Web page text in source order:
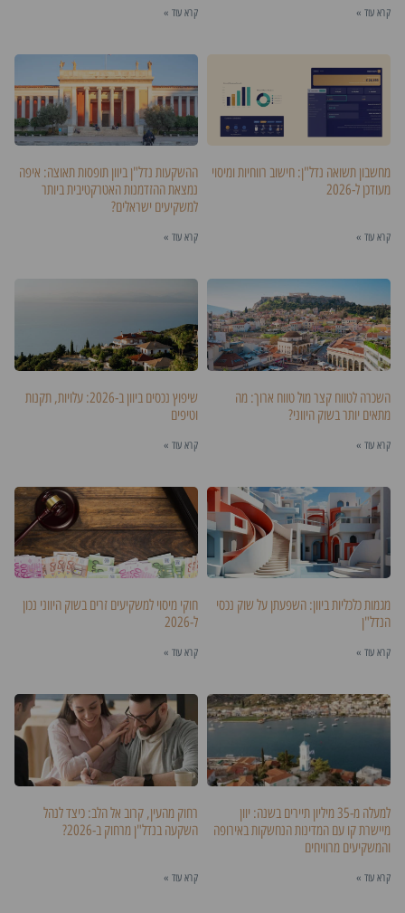
קרא עוד » קרא עוד »
מחשבון תשואה נדל"ן: חישוב רווחיות ומיסוי
מעודכן ל-2026
קרא עוד »
ההשקעות נדל"ן ביוון תופסות תאוצה: איפה
נמצאת ההזדמנות האטרקטיבית ביותר
למשקיעים ישראלים?
קרא עוד »
השכרה לטווח קצר מול טווח ארוך: מה
מתאים יותר בשוק היווני?
קרא עוד »
שיפוץ נכסים ביוון ב-2026: עלויות, תקנות
וטיפים
קרא עוד »
מגמות כלכליות ביוון: השפעתן על שוק נכסי
הנדל"ן
קרא עוד »
חוקי מיסוי למשקיעים זרים בשוק היווני נכון
ל-2026
קרא עוד »
למעלה מ-35 מיליון תיירים בשנה: יוון
מיישרת קו עם המדינות הנחשקות באירופה
והמשקיעים מרוויחים
קרא עוד »
רחוק מהעין, קרוב אל הלב: כיצד לנהל
השקעה בנדל"ן מרחוק ב-2026?
קרא עוד »